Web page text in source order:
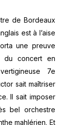
de Bordeaux
est à l’aise
une preuve
du concert en
7e
sait maîtriser
Il sait imposer
bel orchestre
mahlérien. Et